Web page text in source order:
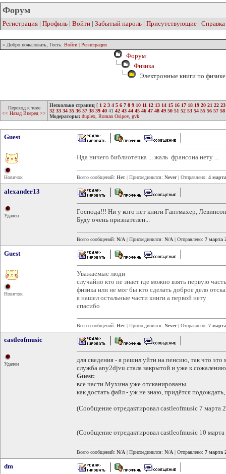
Форум
Регистрация | Профиль | Войти | Забытый пароль | Присутствующие | Справка
» Добро пожаловать, Гость: Войти | Регистрация
Форум
Физика
Электронные книги по
Переход к теме
<< Назад Вперед >>
Несколько страниц [ 1 2 3 4 5 6 7 8 9 10 11 12 13 14 15 16 17 18 19 20 21 22 23
32 33 34 35 36 37 38 39 40 41 42 43 44 45 46 47 48 49 50 51 52 53 54 55 56 57 58
Модераторы: duplex Roman Osipov, gvk
Guest
Новичок
Нда ничего библиотечка ... жаль франсона нету ...
Всего сообщений: Нет | Присоединился: Never| Отправлено: 4
alexander13
Удален
Господа!!! Ни у кого нет книги Гантмахер,
Буду очень признателен...
Всего сообщений: N/A | Присоединился: N/A | Отправлено: 7 марта
Guest
Новичок
Уважаемые люди
случайно кто не знает где можно взять первую
физика или не мог бы кто сделать доброе дело
я нашел остальные части книги а первой нету
спасибо
Всего сообщений: Нет | Присоединился: Never| Отправлено: 7
castleofmusic
Удален
для сведения - я решил уйти на пенсию, так что это
служба any2djvu стала закрытой и уже к сожалению
Guest:
все части Мухина уже отсканированы.
как достать файл - уж не знаю, придётся
(Сообщение отредактировал castleofmusic 7 марта
(Сообщение отредактировал castleofmusic 10
Всего сообщений: N/A | Присоединился: N/A | Отправлено: 7 марта
dm